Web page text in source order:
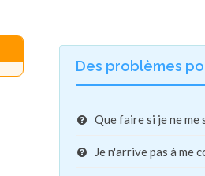
Des problèmes
Que faire si je ne me
Je n'arrive pas à me